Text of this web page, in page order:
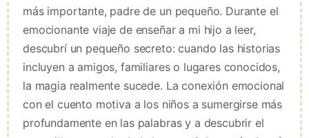
más importante, padre de un pequeño. Durante el
emocionante viaje de enseñar a mi hijo a leer,
descubrí un pequeño secreto: cuando las historias
incluyen a amigos, familiares o lugares conocidos,
la magia realmente sucede. La conexión emocional
con el cuento motiva a los niños a sumergirse más
profundamente en las palabras y a descubrir el